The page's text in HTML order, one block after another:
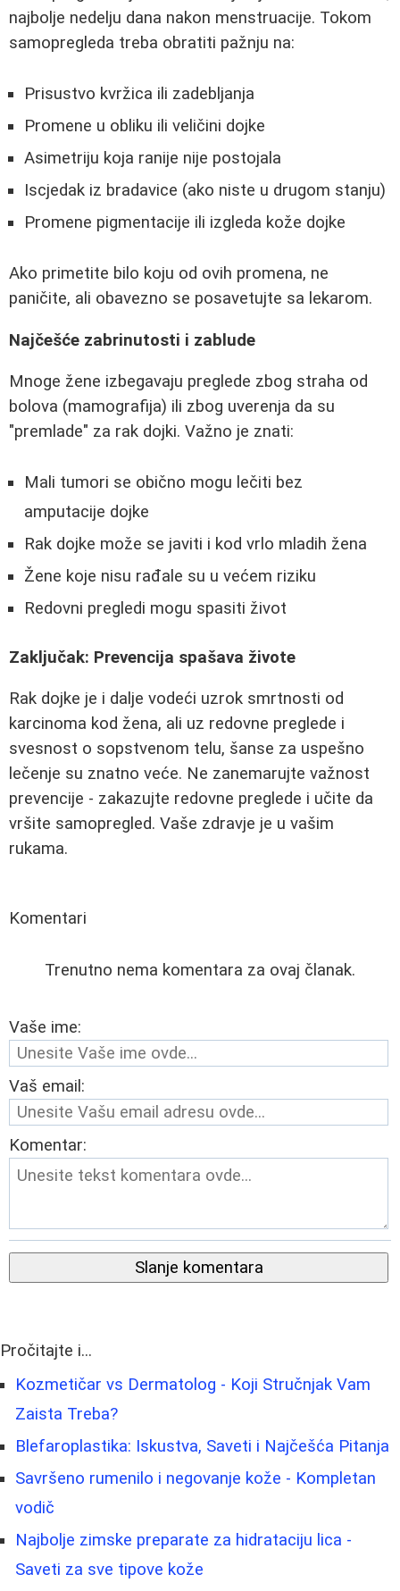
najbolje nedelju dana nakon menstruacije. Tokom
samopregleda treba obratiti pažnju na:
Prisustvo kvržica ili zadebljanja
Promene u obliku ili veličini dojke
Asimetriju koja ranije nije postojala
Iscjedak iz bradavice (ako niste u drugom stanju)
Promene pigmentacije ili izgleda kože dojke
Ako primetite bilo koju od ovih promena, ne
paničite, ali obavezno se posavetujte sa lekarom.
Najčešće zabrinutosti i zablude
Mnoge žene izbegavaju preglede zbog straha od
bolova (mamografija) ili zbog uverenja da su
"premlade" za rak dojki. Važno je znati:
Mali tumori se obično mogu lečiti bez
amputacije dojke
Rak dojke može se javiti i kod vrlo mladih žena
Žene koje nisu rađale su u većem riziku
Redovni pregledi mogu spasiti život
Zaključak: Prevencija spašava živote
Rak dojke je i dalje vodeći uzrok smrtnosti od
karcinoma kod žena, ali uz redovne preglede i
svesnost o sopstvenom telu, šanse za uspešno
lečenje su znatno veće. Ne zanemarujte važnost
prevencije - zakazujte redovne preglede i učite da
vršite samopregled. Vaše zdravje je u vašim
rukama.
Komentari
Trenutno nema komentara za ovaj članak.
Vaše ime:
Vaš email:
Komentar:
Slanje komentara
Pročitajte i...
Kozmetičar vs Dermatolog - Koji Stručnjak Vam
Zaista Treba?
Blefaroplastika: Iskustva, Saveti i Najčešća Pitanja
Savršeno rumenilo i negovanje kože - Kompletan
vodič
Najbolje zimske preparate za hidrataciju lica -
Saveti za sve tipove kože